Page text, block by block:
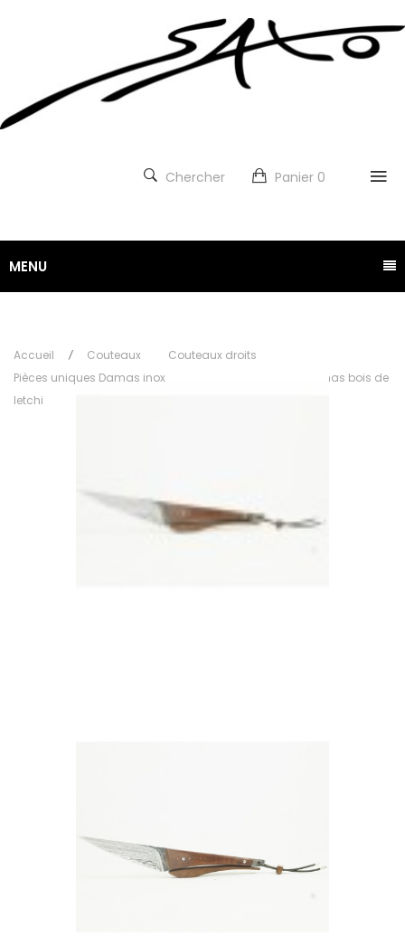
Panier 0
Chercher
MENU
Accueil Couteaux
Couteaux droits
Pièces uniques Damas inox
Couteau Droit lame damas bois de
letchi